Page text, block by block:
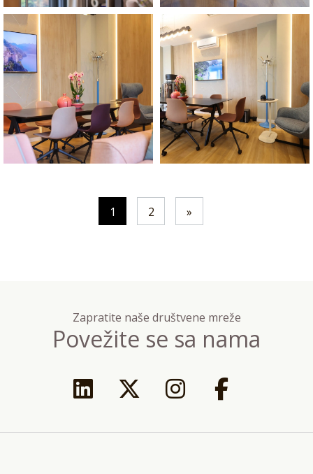
1 2 »
Zapratite naše društvene mreže
Povežite se sa nama